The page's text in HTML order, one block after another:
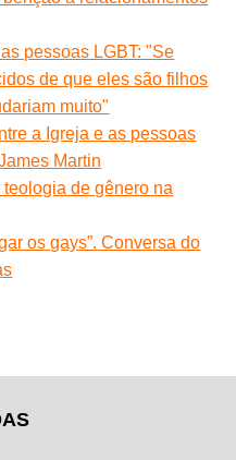
pessoas LGBT: "Se
de que eles são filhos
muito"
a Igreja e as pessoas
Martin
de gênero na
os gays”. Conversa do